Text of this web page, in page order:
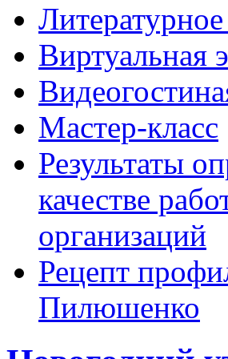
Виртуальная
Мастер-класс
Результаты
качестве
организаций
Рецепт
Пилюшенко